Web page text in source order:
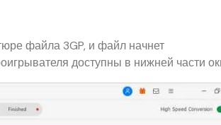
файла 3GP, и файл начнет
доступны в нижней части